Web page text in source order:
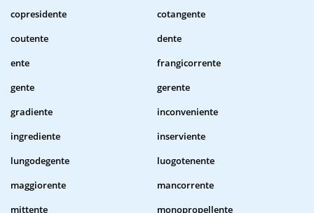
copresidente
cotangente
coutente
dente
ente
frangicorrente
gente
gerente
gradiente
inconveniente
ingrediente
inserviente
lungodegente
luogotenente
maggiorente
mancorrente
mittente
monopropellente